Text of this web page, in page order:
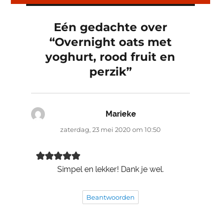
Eén gedachte over
“Overnight oats met
yoghurt, rood fruit en
perzik”
Mariekeschreef:
zaterdag, 23 mei 2020 om 10:50
Simpel en lekker! Dank je wel.
Beantwoorden